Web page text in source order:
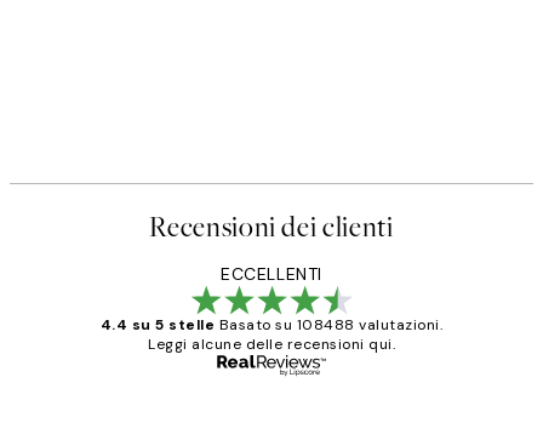
Recensioni dei clienti
ECCELLENTI
4.4 su 5 stelle Basato su 108488 valutazioni.
Leggi alcune delle recensioni qui.